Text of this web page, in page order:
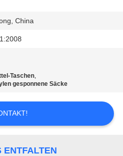
China
Taschen,
gesponnene Säcke
ENTFALTEN